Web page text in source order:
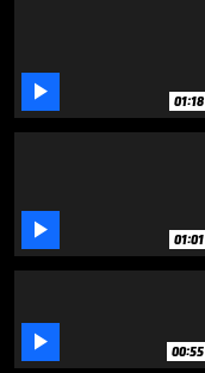
 01:18
 01:01
 00:55